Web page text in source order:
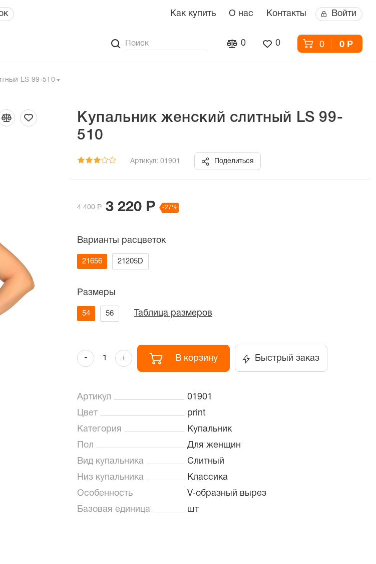
Как купить О нас Контакты Войти
0 0 0 0 Р
LS 99-510
Купальник женский слитный LS 99-
510
Артикул: 01901 Поделиться
4 400 Р 3 220 Р -27%
Варианты расцветок
21656 21205D
Размеры
54 56 Таблица размеров
- + В корзину Быстрый заказ
Артикул
01901
Цвет
print
Категория
Купальник
Пол
Для женщин
Вид купальника
Слитный
Низ купальника
Классика
Особенность
V-образный вырез
Базовая единица
шт